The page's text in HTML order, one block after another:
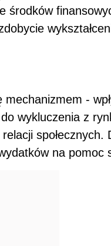
środków
-
wykluczenia z
społecznych.
na pomoc